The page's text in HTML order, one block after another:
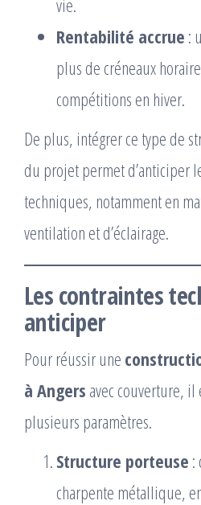
Rentabilité accrue :
plus de créneaux
compétitions en hiver.
De plus, intégrer ce type de
du projet permet d’anticiper
techniques, notamment en
ventilation et d’éclairage.
Les contraintes
anticiper
Pour réussir une
à Angers avec couverture, il
plusieurs paramètres.
Structure porteuse :
charpente métallique,